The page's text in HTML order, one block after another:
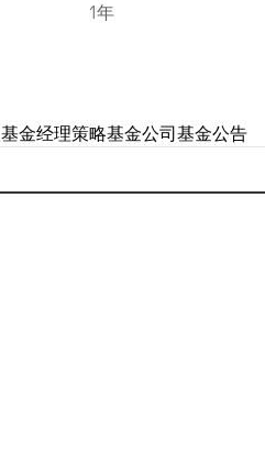
1年
基金经理策略基金公司基金公告